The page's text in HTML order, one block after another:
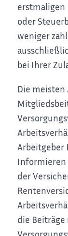
erstmaligen
oder
weniger
bei Ihrer
Die
Informieren
der
die